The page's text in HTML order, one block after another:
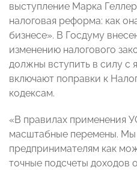
выступление Марка
налоговая реформа: как
бизнесе». В Госдуму
изменению налогового
должны вступить в силу с
включают поправки к
кодексам.
«В правилах применения
масштабные перемены. Мы
предпринимателям как
точные подсчеты доходов